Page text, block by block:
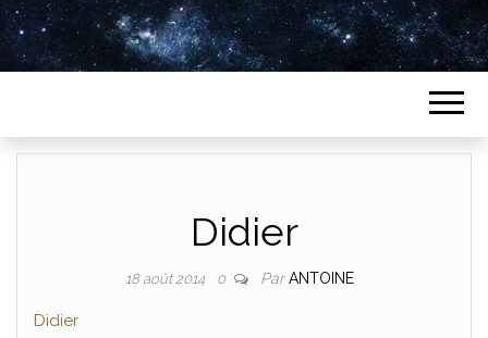
Didier
18 août 2014 0 ParANTOINE
Didier